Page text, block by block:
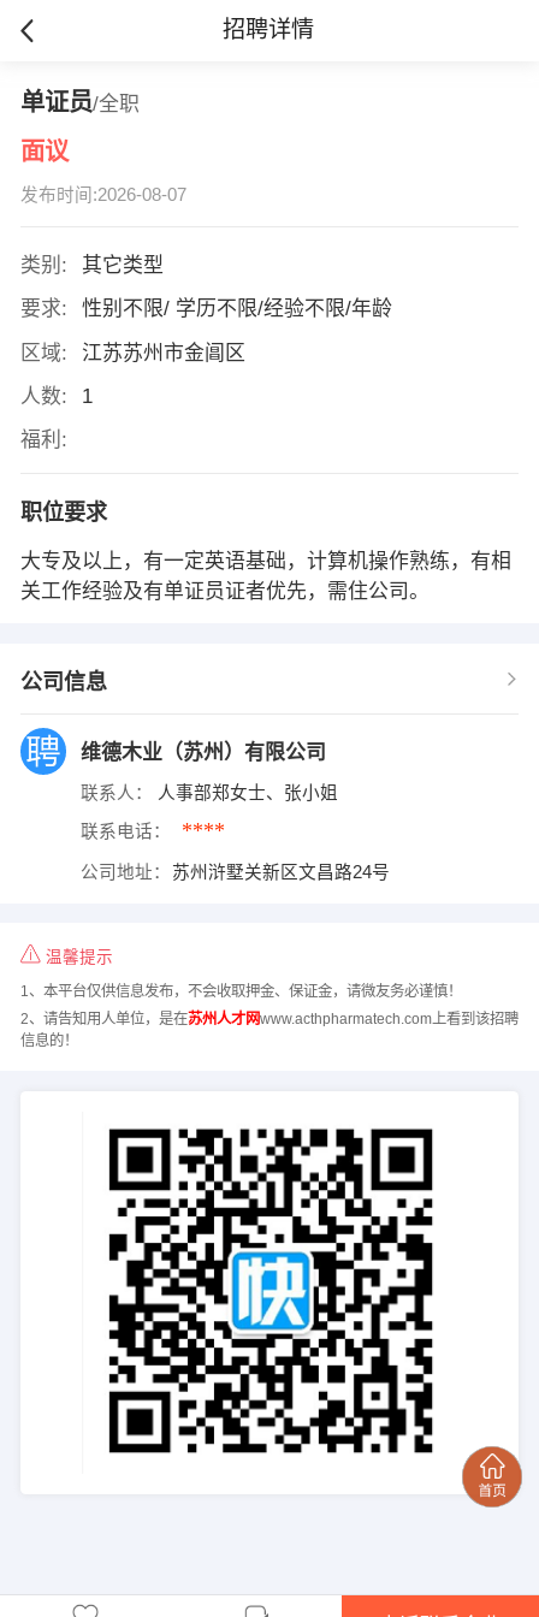
招聘详情
单证员/全职
面议
发布时间:2026-08-07
类别:
其它类型
要求:
性别不限/ 学历不限/经验不限/年龄
区域:
江苏苏州市金阊区
人数:
1
福利:
职位要求
大专及以上，有一定英语基础，计算机操作熟练，有相
关工作经验及有单证员证者优先，需住公司。
公司信息
维德木业（苏州）有限公司
联系人： 人事部郑女士、张小姐
联系电话： ****
公司地址： 苏州浒墅关新区文昌路24号
温馨提示
1、本平台仅供信息发布，不会收取押金、保证金，请微友务必谨慎！
2、请告知用人单位，是在苏州人才网www.acthpharmatech.com上看到该招聘
信息的！